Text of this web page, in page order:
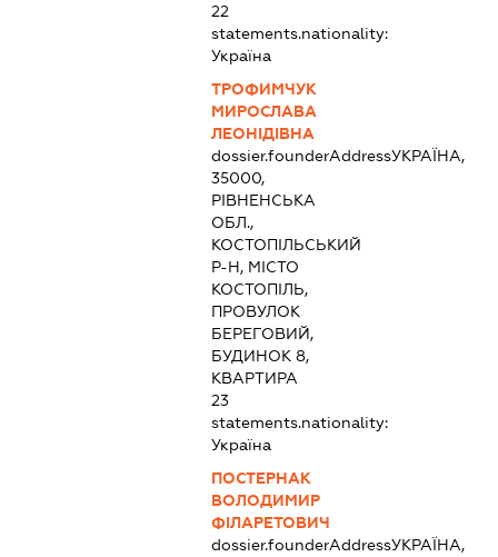
22
statements.nationality:
Україна
ТРОФИМЧУК
МИРОСЛАВА
ЛЕОНІДІВНА
dossier.founderAddressУКРАЇНА,
35000,
РІВНЕНСЬКА
ОБЛ.,
КОСТОПІЛЬСЬКИЙ
Р-Н, МІСТО
КОСТОПІЛЬ,
ПРОВУЛОК
БЕРЕГОВИЙ,
БУДИНОК 8,
КВАРТИРА
23
statements.nationality:
Україна
ПОСТЕРНАК
ВОЛОДИМИР
ФІЛАРЕТОВИЧ
dossier.founderAddressУКРАЇНА,